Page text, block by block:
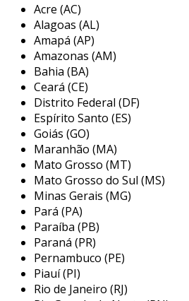
além de aumentar a eficiência do
a manutenção ajuda a prevenir
graves que poderiam exigir reparos
dispendiosos. uma abordagem
manutenção pode, portanto,
economia a longo prazo e garantir
notebook opere em seu estado
paulo, com a diversidade de
escolher um bom prestador pode
diferença.
principais serviços de
de notebook em sp
em são paulo, os serviços de
notebooks variam bastante,
pequenos reparos até serviços
a seguir, listamos alguns dos
Acre (AC)
Alagoas (AL)
Amapá (AP)
Amazonas (AM)
Bahia (BA)
Ceará (CE)
Distrito Federal (DF)
Espírito Santo (ES)
Goiás (GO)
Maranhão (MA)
Mato Grosso (MT)
Mato Grosso do Sul (MS)
Minas Gerais (MG)
Pará (PA)
Paraíba (PB)
Paraná (PR)
Pernambuco (PE)
Piauí (PI)
Rio de Janeiro (RJ)